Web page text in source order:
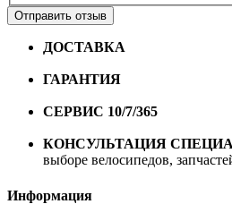
Отправить отзыв
ДОСТАВКА
ГАРАНТИЯ
СЕРВИС 10/7/365
КОНСУЛЬТАЦИЯ
выборе велосипедов,
Информация